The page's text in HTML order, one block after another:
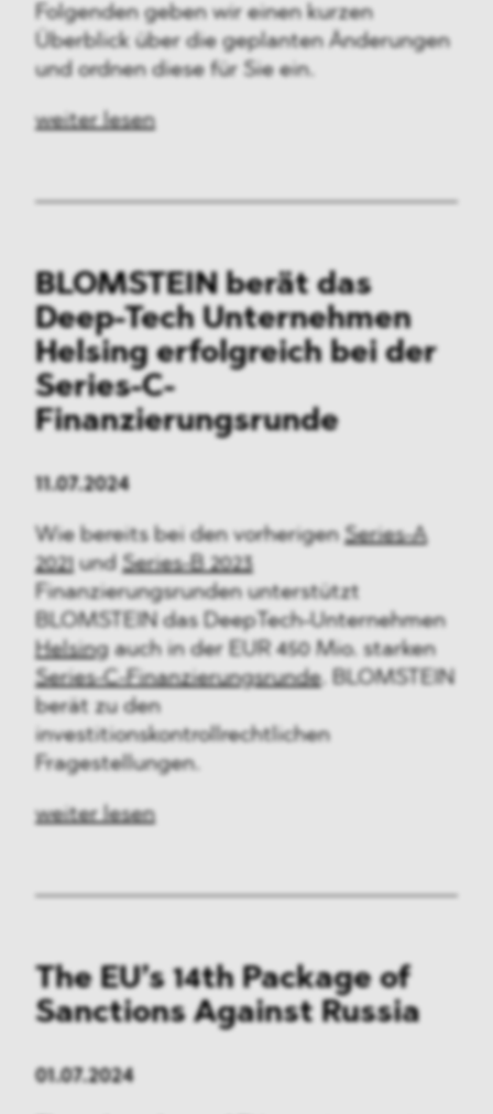
Folgenden geben wir einen kurzen
Überblick über die geplanten Änderungen
und ordnen diese für Sie ein.
weiter lesen
BLOMSTEIN berät das
Deep-Tech Unternehmen
Helsing erfolgreich bei der
Series-C-
Finanzierungsrunde
11.07.2024
Wie bereits bei den vorherigenSeries-A
2021undSeries-B 2023
Finanzierungsrunden unterstützt
BLOMSTEIN das DeepTech-Unternehmen
Helsingauch in der EUR 450 Mio. starken
Series-C-Finanzierungsrunde. BLOMSTEIN
berät zu den
investitionskontrollrechtlichen
Fragestellungen.
weiter lesen
The EU’s 14th Package of
Sanctions Against Russia
01.07.2024